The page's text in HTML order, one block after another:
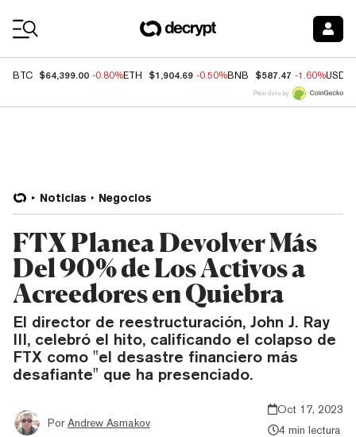
BTC $64,399.00 -0.80%ETH $1,904.69 -0.50%BNB $587.47 -1.60%USDC
Price data by
Noticias Negocios
FTX Planea Devolver Más
Del 90% de Los Activos a
Acreedores en Quiebra
El director de reestructuración, John J. Ray
III, celebró el hito, calificando el colapso de
FTX como "el desastre financiero más
desafiante" que ha presenciado.
Por Andrew Asmakov
Oct 17, 2023
4 min lectura